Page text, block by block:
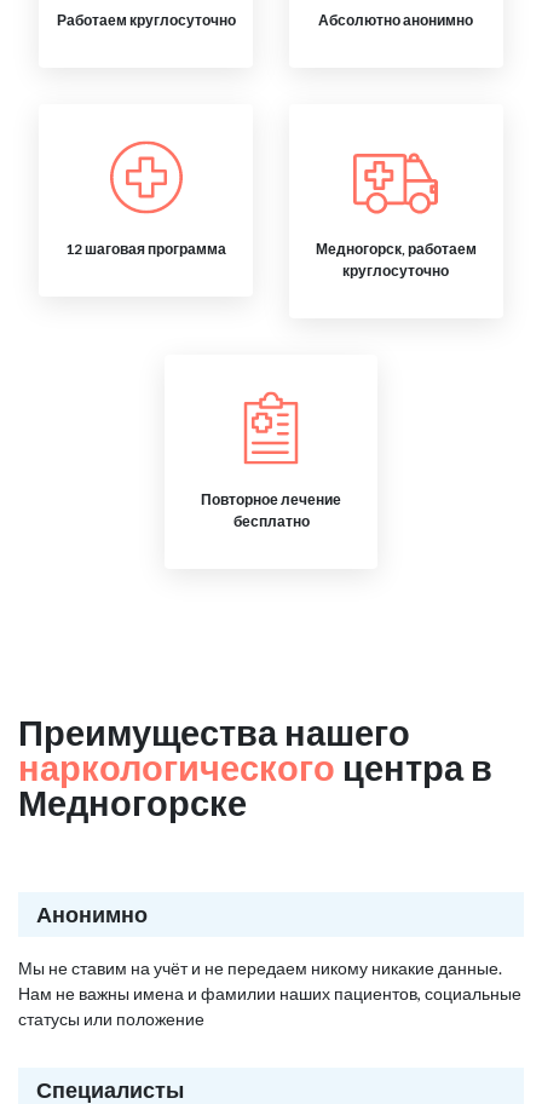
Работаем круглосуточно Абсолютно анонимно
12 шаговая программа
Медногорск, работаем
круглосуточно
Повторное лечение
бесплатно
Преимущества нашего
наркологического центра в
Медногорске
Анонимно
Мы не ставим на учёт и не передаем никому никакие данные.
Нам не важны имена и фамилии наших пациентов, социальные
статусы или положение
Специалисты